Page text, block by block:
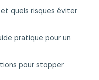
quels risques éviter
pratique pour un
pour stopper